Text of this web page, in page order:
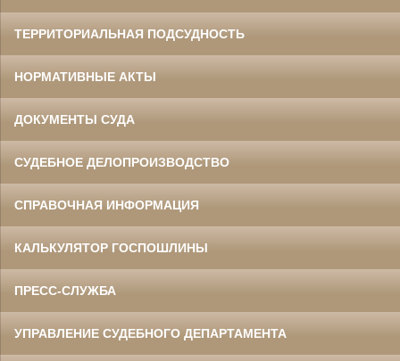
ТЕРРИТОРИАЛЬНАЯ ПОДСУДНОСТЬ
НОРМАТИВНЫЕ АКТЫ
ДОКУМЕНТЫ СУДА
СУДЕБНОЕ ДЕЛОПРОИЗВОДСТВО
СПРАВОЧНАЯ ИНФОРМАЦИЯ
КАЛЬКУЛЯТОР ГОСПОШЛИНЫ
ПРЕСС-СЛУЖБА
УПРАВЛЕНИЕ СУДЕБНОГО ДЕПАРТАМЕНТА